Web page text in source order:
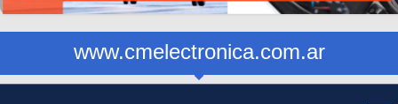
www.cmelectronica.com.ar